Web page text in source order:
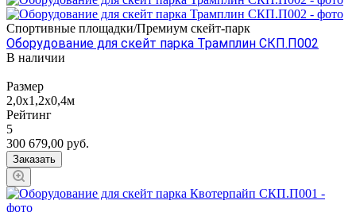
Спортивные площадки/Премиум скейт-парк
Оборудование для скейт парка Трамплин СКП.П002
В наличии
Размер
2,0х1,2х0,4м
Рейтинг
5
300 679,00 руб.
Заказать